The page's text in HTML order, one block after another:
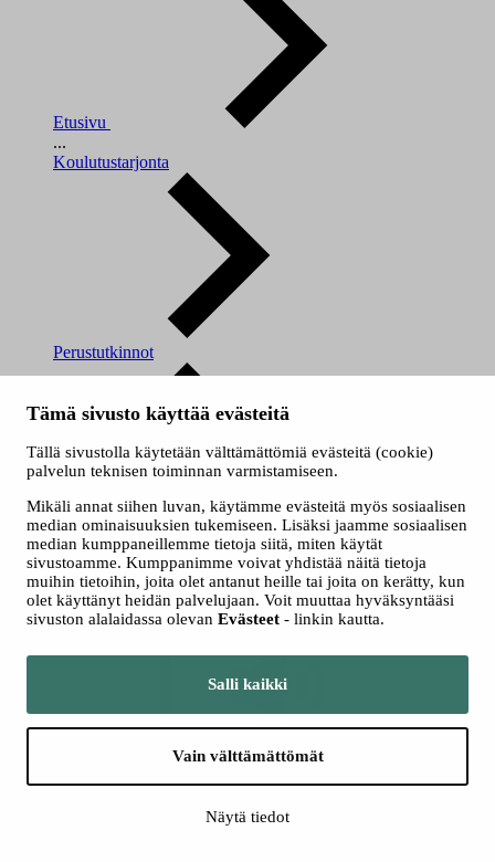
Tämä sivusto käyttää evästeitä
Tällä sivustolla käytetään välttämättömiä evästeitä (cookie)
palvelun teknisen toiminnan varmistamiseen.
Mikäli annat siihen luvan, käytämme evästeitä myös sosiaalisen
median ominaisuuksien tukemiseen. Lisäksi jaamme sosiaalisen
median kumppaneillemme tietoja siitä, miten käytät
sivustoamme. Kumppanimme voivat yhdistää näitä tietoja
muihin tietoihin, joita olet antanut heille tai joita on kerätty, kun
olet käyttänyt heidän palvelujaan. Voit muuttaa hyväksyntääsi
sivuston alalaidassa olevan Evästeet - linkin kautta.
Salli kaikki
Vain välttämättömät
Näytä tiedot
Etusivu
...
Koulutustarjonta
Perustutkinnot
Lentokoneasennuksen perustutkinto
Kuuntele
Kuuntele
Haastavan ja mielenkiintoisen lentokonetyön osuus lisääntyy
jatkuvasti ja työllisyysnäkymät ovat sekä Suomessa että Euroopassa
hyvät. Lentokoneasennuksen perustutkinnosta valmistuva asentaja
hallitsee perustiedot ja taidot ilma-alusten aerodynamiikasta,